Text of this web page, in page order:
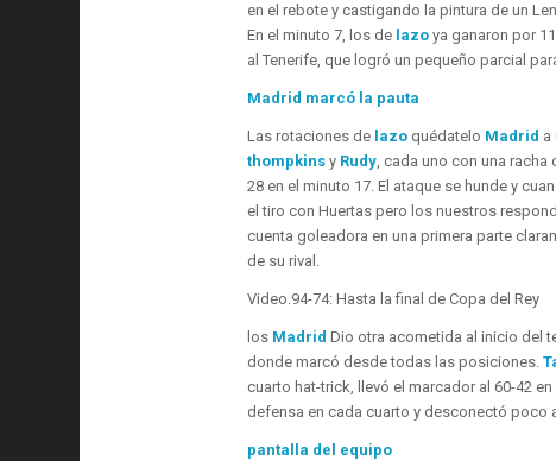
en el rebote y castigando la pintura de un
En el minuto 7, los de lazoya ganaron por
al Tenerife, que logró un pequeño parcial
Madrid marcó la pauta
Las rotaciones de lazoquédatelo Madrid a
thompkinsy Rudy, cada uno con una
28 en el minuto 17. El ataque se hunde y
el tiro con Huertas pero los nuestros
cuenta goleadora en una primera parte
de su rival.
Video.94-74: Hasta la final de Copa del Rey
los Madrid Dio otra acometida al inicio del
donde marcó desde todas las posiciones.
cuarto hat-trick, llevó el marcador al 60-42
defensa en cada cuarto y desconectó poco
pantalla del equipo